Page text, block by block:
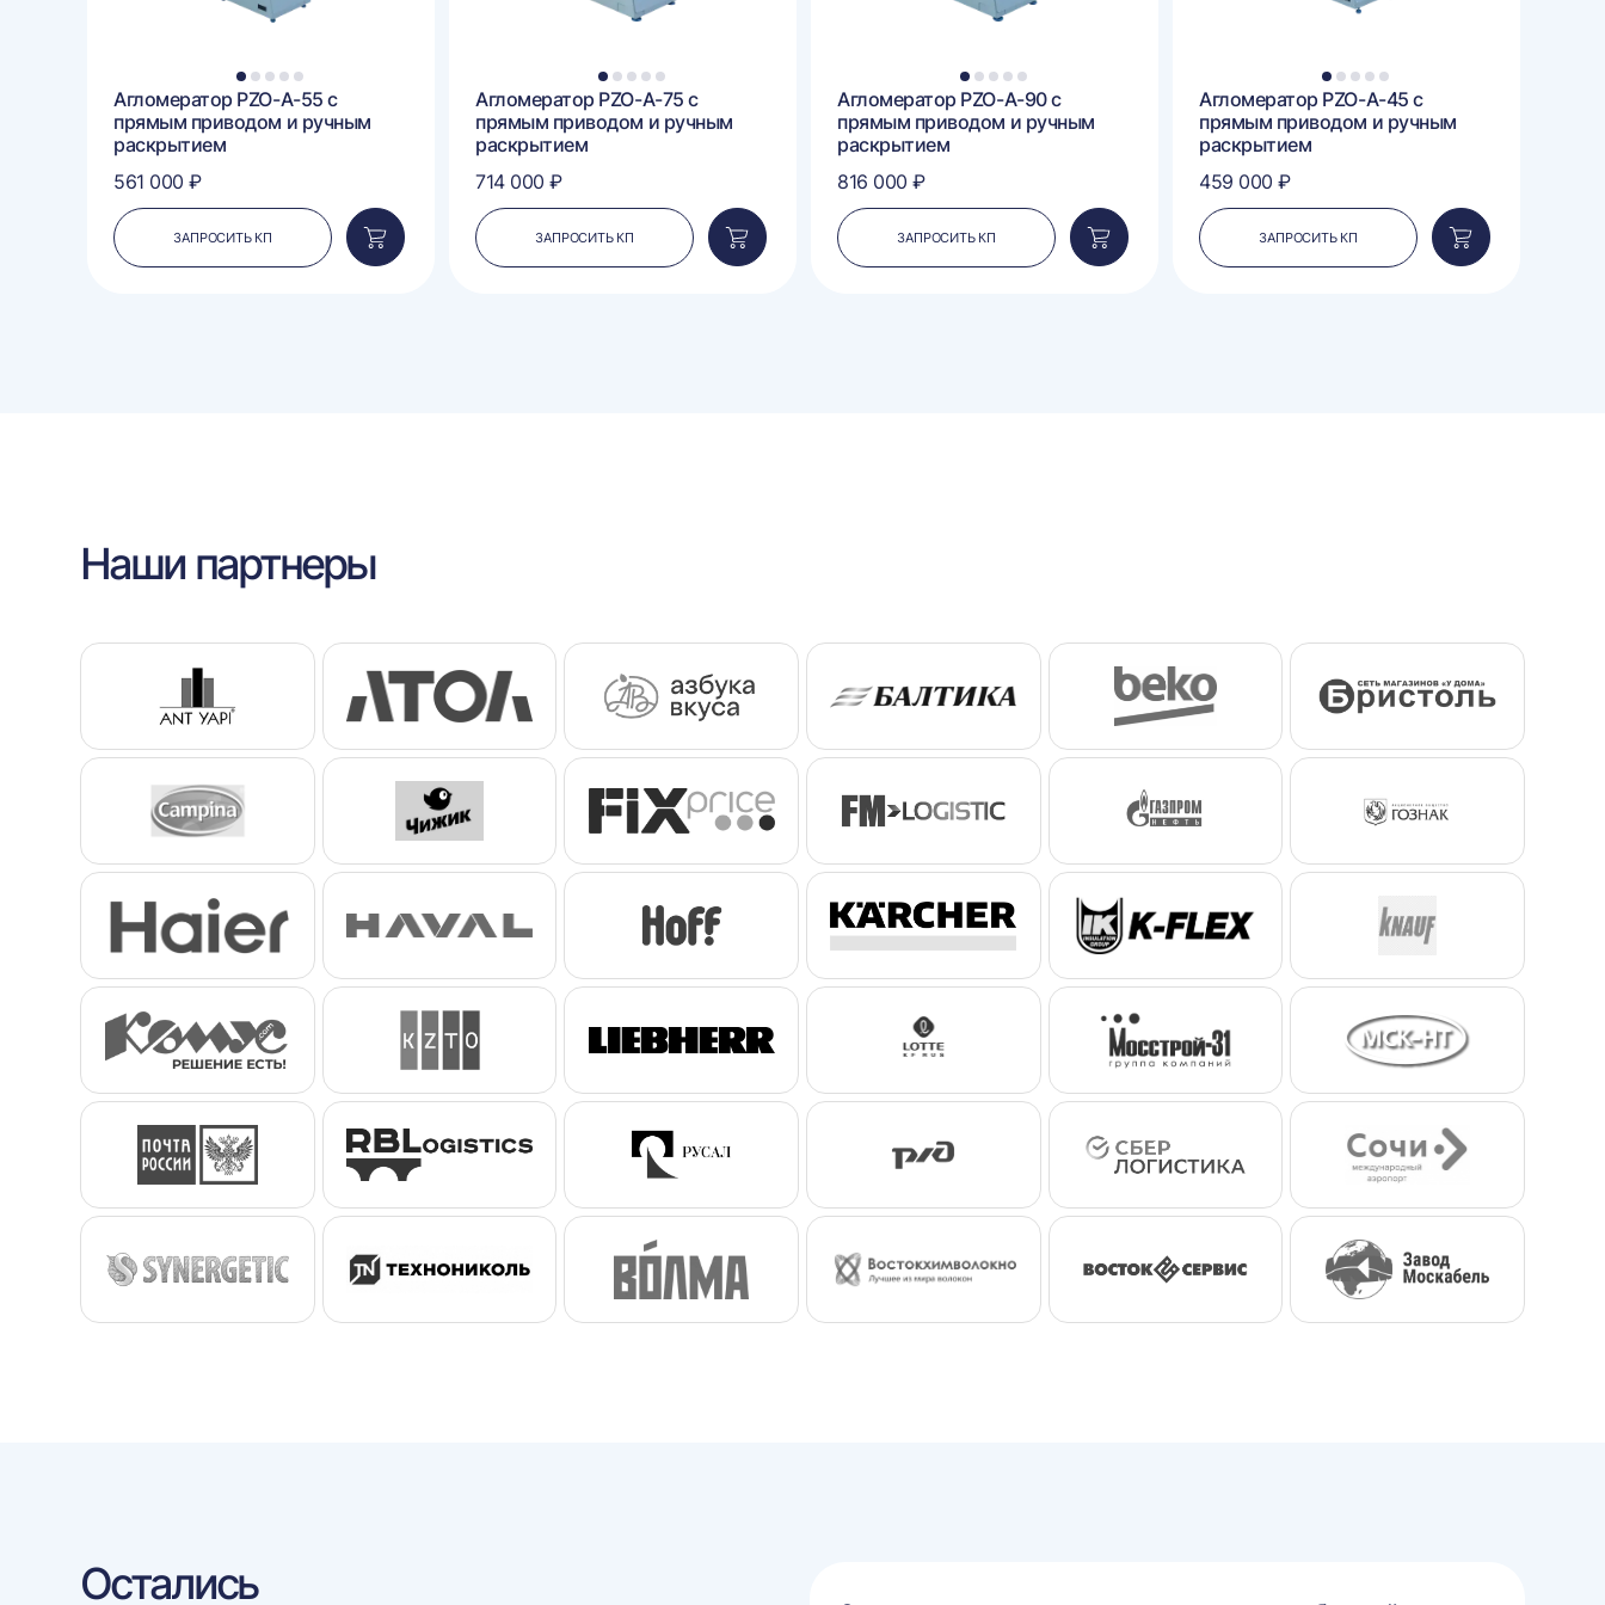
1 2 3 4 5
Агломератор PZO-А-55 с
прямым приводом и ручным
раскрытием
561 000 ₽
ЗАПРОСИТЬ КП
Добавить
в
1 2 3 4 5
Агломератор PZO-А-75 с
прямым приводом и ручным
раскрытием
714 000 ₽
ЗАПРОСИТЬ КП
Добавить
в
1 2 3 4 5
Агломератор PZO-А-90 с
прямым приводом и ручным
раскрытием
816 000 ₽
ЗАПРОСИТЬ КП
Добавить
в
1 2 3 4 5
Агломератор PZO-А-45 с
прямым приводом и ручным
раскрытием
459 000 ₽
ЗАПРОСИТЬ КП
Добавить
в
Наши партнеры
Остались